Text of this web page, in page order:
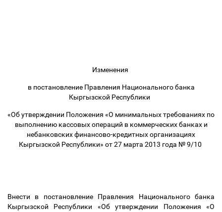
Изменения
в постановление Правления Национального банка
Кыргызской Республики
«Об утверждении Положения «О минимальных требованиях по
выполнению кассовых операций в коммерческих банках и
небанковских финансово-кредитных организациях
Кыргызской Республики» от 27 марта 2013 года № 9/10
Внести в постановление Правления Национального банка
Кыргызской Республики «Об утверждении Положения «О